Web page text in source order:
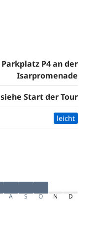
Parkplatz P4 an der
Isarpromenade
siehe Start der Tour
leicht
A S O N D